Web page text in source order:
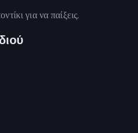
για να παίξεις.